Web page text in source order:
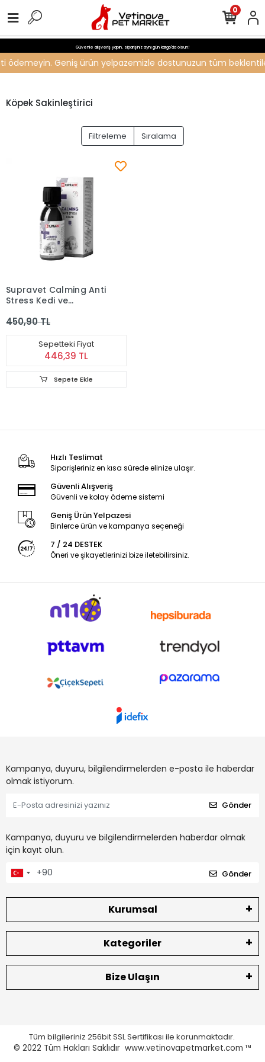
Güvenle alışveriş yapın, siparişiniz aynı gün kargo'da olsun!
ödemeyin. Geniş ürün yelpazemizle dostunuzun tüm
0
Köpek Sakinleştirici
Filtreleme Sıralama
Supravet Calming Anti
Stress Kedi ve
Sakinleştirici Damla
450,90 TL
Sepetteki Fiyat
446,39 TL
Sepete Ekle
Hızlı Teslimat
Siparişleriniz en kısa sürede elinize ulaşır.
Güvenli Alışveriş
Güvenli ve kolay ödeme sistemi
Geniş Ürün Yelpazesi
Binlerce ürün ve kampanya seçeneği
7 / 24 DESTEK
Öneri ve şikayetlerinizi bize iletebilirsiniz.
Kampanya, duyuru, bilgilendirmelerden e-posta ile haberdar
olmak istiyorum.
Gönder
Kampanya, duyuru ve bilgilendirmelerden haberdar olmak
için kayıt olun.
Gönder
Kurumsal
Kategoriler
Bize Ulaşın
Tüm bilgileriniz 256bit SSL Sertifikası ile korunmaktadır.
© 2022 Tüm Hakları Saklıdır www.vetinovapetmarket.com ™